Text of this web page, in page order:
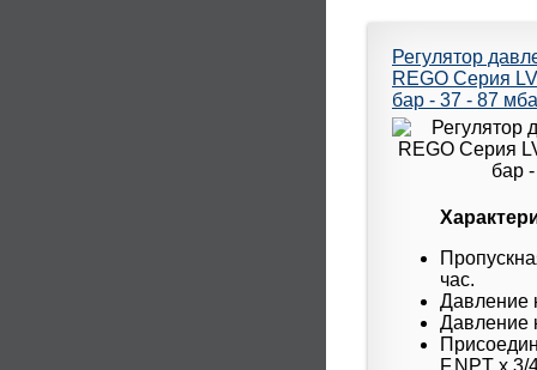
Регулятор
REGO Серия
бар - 37 - 87
час.
Давление
Давление
F.NPT x 3/